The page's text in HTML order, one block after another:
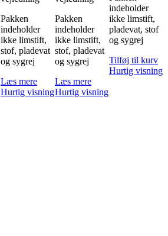
Pakken
indeholder
ikke limstift,
stof, pladevat
og sygrej
Læs mere
Hurtig visning
Pakken
indeholder
ikke limstift,
stof, pladevat
og sygrej
Læs mere
Hurtig visning
indeholder
ikke limstift,
pladevat, stof
og sygrej
Tilføj til kurv
Hurtig visning